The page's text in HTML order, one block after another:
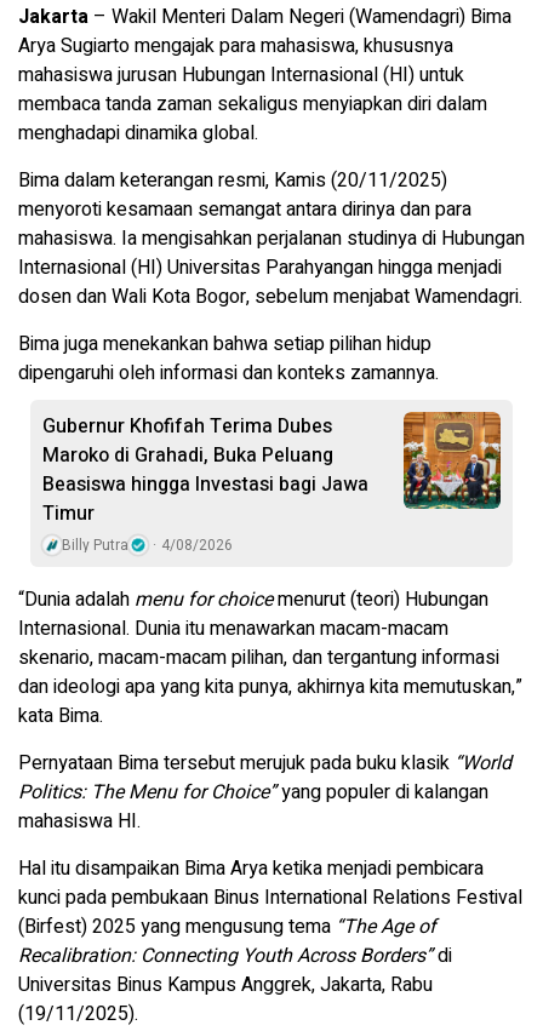
Jakarta – Wakil Menteri Dalam Negeri (Wamendagri) Bima
Arya Sugiarto mengajak para mahasiswa, khususnya
mahasiswa jurusan Hubungan Internasional (HI) untuk
membaca tanda zaman sekaligus menyiapkan diri dalam
menghadapi dinamika global.
Bima dalam keterangan resmi, Kamis (20/11/2025)
menyoroti kesamaan semangat antara dirinya dan para
mahasiswa. Ia mengisahkan perjalanan studinya di Hubungan
Internasional (HI) Universitas Parahyangan hingga menjadi
dosen dan Wali Kota Bogor, sebelum menjabat Wamendagri.
Bima juga menekankan bahwa setiap pilihan hidup
dipengaruhi oleh informasi dan konteks zamannya.
Gubernur Khofifah Terima Dubes
Maroko di Grahadi, Buka Peluang
Beasiswa hingga Investasi bagi Jawa
Timur
Billy Putra 4/08/2026
“Dunia adalah menu for choicemenurut (teori) Hubungan
Internasional. Dunia itu menawarkan macam-macam
skenario, macam-macam pilihan, dan tergantung informasi
dan ideologi apa yang kita punya, akhirnya kita memutuskan,”
kata Bima.
Pernyataan Bima tersebut merujuk pada buku klasik “World
Politics: The Menu for Choice”yang populer di kalangan
mahasiswa HI.
Hal itu disampaikan Bima Arya ketika menjadi pembicara
kunci pada pembukaan Binus International Relations Festival
(Birfest) 2025 yang mengusung tema “The Age of
Recalibration: Connecting Youth Across Borders”di
Universitas Binus Kampus Anggrek, Jakarta, Rabu
(19/11/2025).